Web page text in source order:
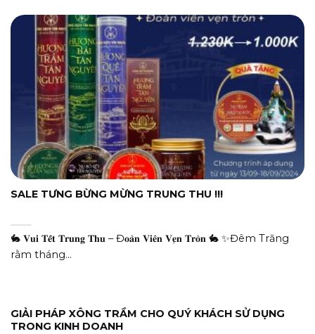
SALE TƯNG BỪNG MỪNG TRUNG THU !!!
🐇 𝐕𝐮𝐢 𝐓𝐞̂́𝐭 𝐓𝐫𝐮𝐧𝐠 𝐓𝐡𝐮 – Đ𝐨𝐚̀𝐧 𝐕𝐢𝐞̂𝐧 𝐕𝐞̣𝐧 𝐓𝐫𝐨̀𝐧 🐇 ✨Đêm Trăng
rằm tháng...
GIẢI PHÁP XÔNG TRẦM CHO QUÝ KHÁCH SỬ DỤNG
TRONG KINH DOANH